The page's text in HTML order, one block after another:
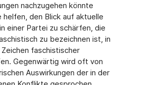
nachzugehen könnte
helfen, den Blick auf aktuelle
einer Partei zu schärfen, die
zu bezeichnen ist, in
faschistischer
Gegenwärtig wird oft von
Auswirkungen der in der